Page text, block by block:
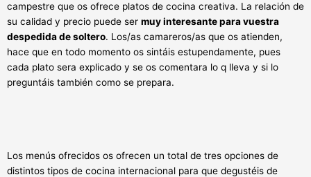
campestre que os ofrece platos de cocina creativa. La relación de
su calidad y precio puede ser muy interesante para vuestra
despedida de soltero. Los/as camareros/as que os atienden,
hace que en todo momento os sintáis estupendamente, pues
cada plato sera explicado y se os comentara lo q lleva y si lo
preguntáis también como se prepara.
Los menús ofrecidos os ofrecen un total de tres opciones de
distintos tipos de cocina internacional para que degustéis de